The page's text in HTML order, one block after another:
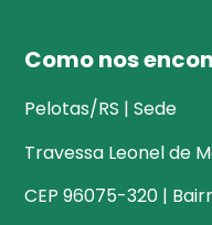
Como nos
Pelotas/RS | Sede
Travessa Leonel de
CEP 96075-320 |